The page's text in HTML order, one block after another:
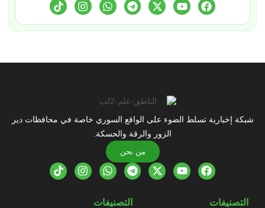
شبكة إخبارية تسلط الضوء على الواقع السوري خاصة في محافظات دير
الزور والرقة والحسكة.
من نحن
التصنيفات التصنيفات